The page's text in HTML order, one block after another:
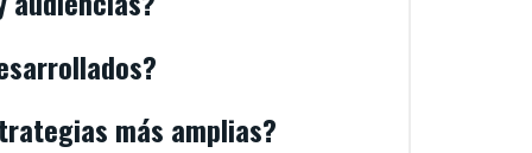
más amplias?